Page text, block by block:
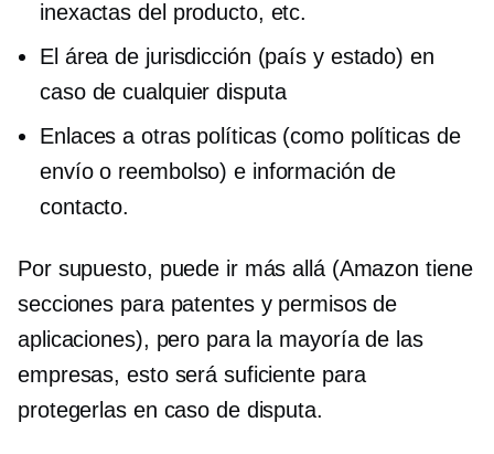
inexactas del producto, etc.
El área de jurisdicción (país y estado) en
caso de cualquier disputa
Enlaces a otras políticas (como políticas de
envío o reembolso) e información de
contacto.
Por supuesto, puede ir más allá (Amazon tiene
secciones para patentes y permisos de
aplicaciones), pero para la mayoría de las
empresas, esto será suficiente para
protegerlas en caso de disputa.